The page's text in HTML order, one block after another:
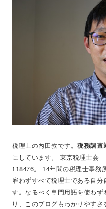
税理士の内田敦です。 税務調査
にしています。 東京税理士
118476。 14年間の税理士事務
雇わずすべて税理士である自
す。なるべく専門用語を使わ
り、このブログもわかりやす